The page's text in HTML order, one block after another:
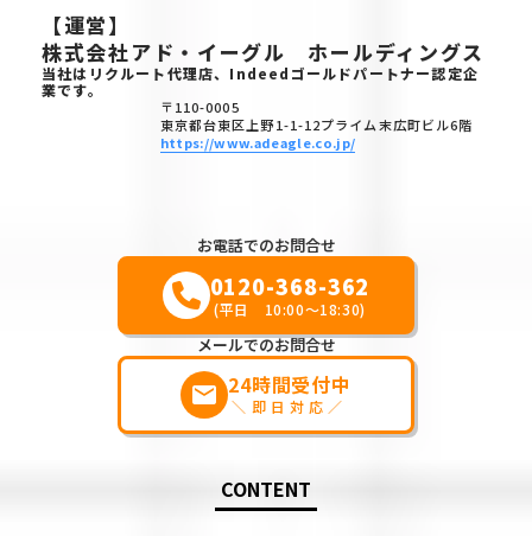
【運営】
株式会社アド・イーグル ホールディングス
当社はリクルート代理店、Indeedゴールドパートナー認定企
業です。
〒110-0005
東京都台東区上野1-1-12プライム末広町ビル6階
https://www.adeagle.co.jp/
お電話でのお問合せ
0120-368-362
(平日 10:00～18:30)
メールでのお問合せ
markunread 24時間受付中
＼即日対応／
CONTENT